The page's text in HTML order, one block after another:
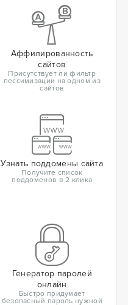
Аффилированность
сайтов
Присутствует ли фильтр
пессимизации на одном из
сайтов
Узнать поддомены сайта
Получите список
поддоменов в 2 клика
Генератор паролей
онлайн
Быстро придумает
безопасный пароль нужной